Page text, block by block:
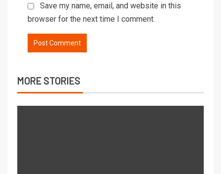
Save my name, email, and website in this
browser for the next time I comment.
MORE STORIES